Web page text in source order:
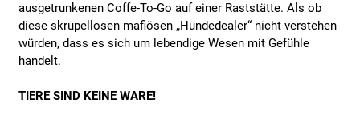
ausgetrunkenen Coffe-To-Go auf einer Raststätte. Als ob
diese skrupellosen mafiösen „Hundedealer“ nicht verstehen
würden, dass es sich um lebendige Wesen mit Gefühle
handelt.
TIERE SIND KEINE WARE!